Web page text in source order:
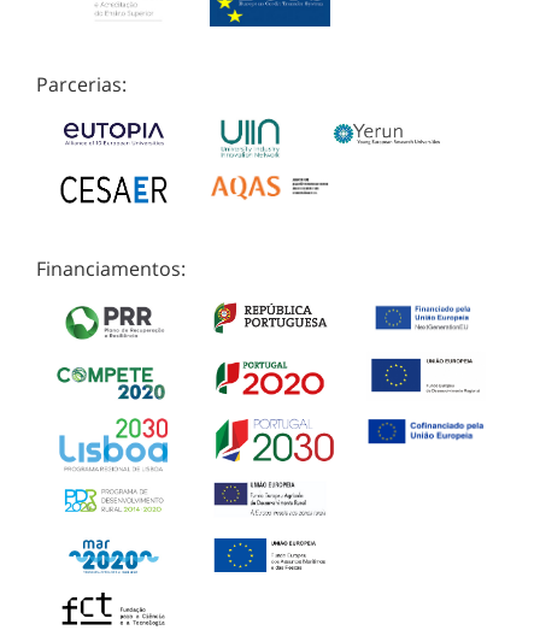
Parcerias:
Financiamentos: